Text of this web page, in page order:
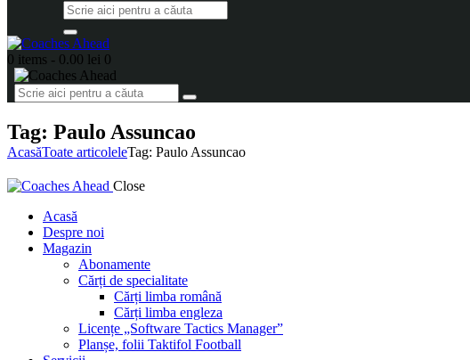
0 items - 0.00 lei 0
Tag: Paulo Assuncao
AcasăToate articoleleTag: Paulo Assuncao
Close
Acasă
Despre noi
Magazin
Abonamente
Cărți de specialitate
Cărți limba română
Cărți limba engleza
Licențe „Software Tactics Manager”
Planșe, folii Taktifol Football